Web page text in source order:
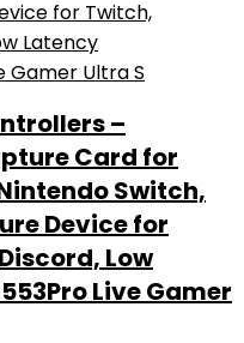
–
Card for
Switch,
Device for
Low
Live Gamer